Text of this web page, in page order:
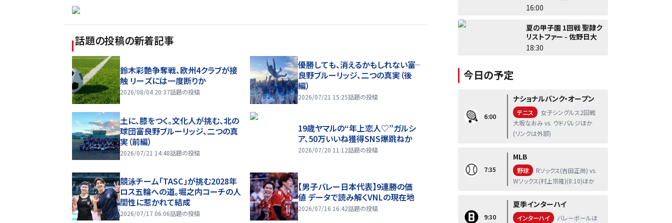
話題の投稿の新着記事
鈴木彩艶争奪戦、欧州4クラブが接
触 リーズには一度断りか
2026/08/04 20:37話題の投稿
優勝しても、消えるかもしれない――富
良野ブルーリッジ、二つの真実（後
編）
2026/07/21 15:25話題の投稿
土に、膝をつく。文化人が挑む、北の
球団――富良野ブルーリッジ、二つの真
実（前編）
2026/07/21 14:48話題の投稿
19歳ヤマルの“年上恋人♡”ガルシ
ア、50万いいね獲得SNS爆跳ねか
2026/07/20 11:12話題の投稿
競泳チーム「TASC」が挑む2028年
ロス五輪への道。堀之内コーチの人
間性に惹かれて結成
2026/07/17 06:06話題の投稿
【男子バレー日本代表】9連勝の価
値 データで読み解くVNLの現在地
2026/07/16 16:42話題の投稿
16:00
夏の甲子園 1回戦 聖隷ク
リストファー - 佐野日大
18:30
今日の予定
6:00
ナショナルバンク・オープン
テニス
女子シングルス2回戦
大坂なおみ vs. ウドバルジほか
(リンクは外部)
7:35
MLB
野球
Rソックス(吉田正尚) vs.
Wソックス(村上宗隆)(8:10)ほか
9:30
夏季インターハイ
インターハイ
バレーボールほ